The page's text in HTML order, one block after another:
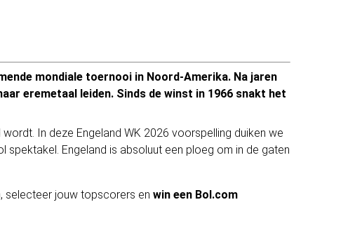
mondiale toernooi in Noord-Amerika. Na jaren
eremetaal leiden. Sinds de winst in 1966 snakt het
In deze Engeland WK 2026 voorspelling duiken we
Engeland is absoluut een ploeg om in de gaten
, selecteer jouw topscorers en win een Bol.com